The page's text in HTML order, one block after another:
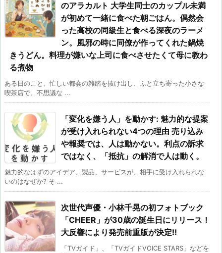
のアラカルト 大学生同士のカップル未満
が初めて一緒に食べた朝ごはん。偶然会
った高校の同級生と食べる深夜のラーメ
ン。風邪の時に同僚が作ってくれた鍋焼
きうどん。料理が嫌いな上司に食べさせたくて母に教わ
る煮物
ある日のこと、忙しい都会の雑踏を抜け出し、ふと立ち寄った小さな
喫茶店で、不思議な ...
「変化を嫌う人」を動かす: 魅力的な提案
が受け入れられない4つの理由 売り込み
や報奨では、人は動かない。利点の訴求
ではなく、「抵抗」の解消で人は動く。
魅力的なはずのアイデア、製品、サービスが、相手に受け入れられな
いのはなぜか? そ ...
次世代声優・小林千晃の初フォトブック
「CHEER」が30歳の誕生日にリリース！
大反響により発売前重版が決定!!
「TVガイド」、「TVガイドVOICE STARS」などを